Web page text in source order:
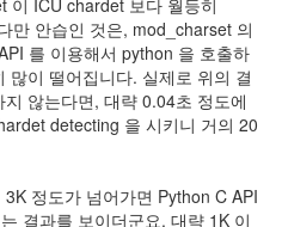
이 ICU chardet 보다 월등히
만 안습인 것은, mod_charset 의
를 이용해서 python 을 호출하
많이 떨어집니다. 실제로 위의 결
않는다면, 대략 0.04초 정도에
detecting 을 시키니 거의 20
정도가 넘어가면 Python C API
결과를 보이더군요. 대략 1K 이